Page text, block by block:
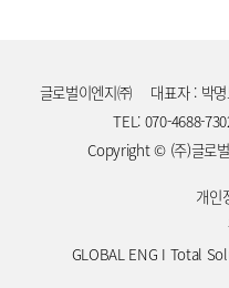
글로벌이엔지㈜ 대표자 : 박
TEL: 070-4688-
Copyright © (주)글로
개인
GLOBAL ENG I Total